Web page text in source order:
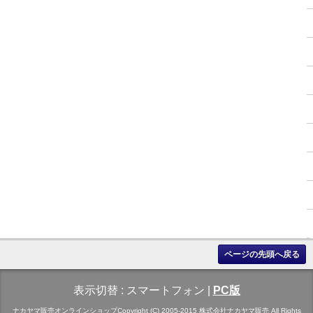
ページの先頭へ戻る
表示切替 : スマートフォン PC版
ナカヤマ販売オンラインショップCopyright (C) 2005-2015 株式会社ナカヤマ販売 All Rights